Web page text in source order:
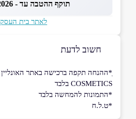
תוקף ההטבה עד - 07.09.2026
לאתר בית העסק
חשוב לדעת
COSMETICS בלבד
*התמונות להמחשה בלבד
*ט.ל.ח